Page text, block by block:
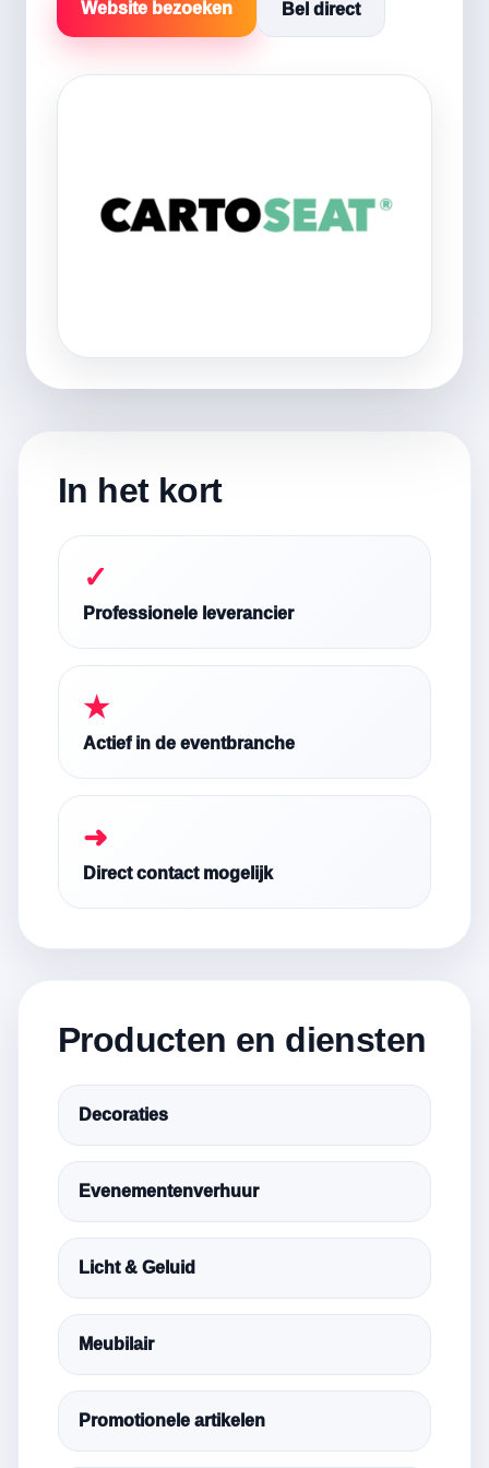
Website bezoeken Bel direct
In het kort
✓
Professionele leverancier
★
Actief in de eventbranche
➜
Direct contact mogelijk
Producten en diensten
Decoraties
Evenementenverhuur
Licht & Geluid
Meubilair
Promotionele artikelen